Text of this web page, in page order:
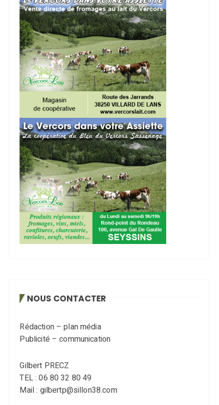
NOUS CONTACTER
Rédaction – plan média
Publicité – communication
Gilbert PRECZ
TEL : 06 80 32 80 49
Mail : gilbertp@sillon38.com